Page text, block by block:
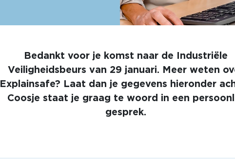
Bedankt voor je komst naar de Industriële
Veiligheidsbeurs van 29 januari. Meer weten
Explainsafe? Laat dan je gegevens hieronder
Coosje staat je graag te woord in een
gesprek.